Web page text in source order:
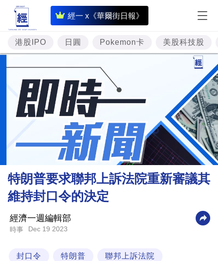
經一 x《華爾街日報》
即
時
財
經
專
題
投
資
樓
市
財
商
業
科
港股IPO 日圓 Pokemon卡 美股科技股
特朗普要求聯邦上訴法院重新審議其
維持封口令的決定
經濟一週編輯部
時事 Dec 19 2023
封口令 特朗普 聯邦上訴法院